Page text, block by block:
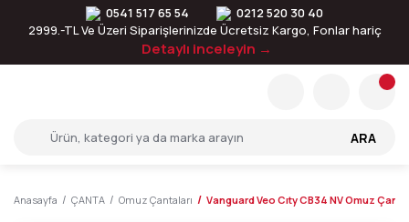
0541 517 65 54
0212 520 30 40
2999.-TL Ve Üzeri Siparişlerinizde Ücretsiz Kargo, Fonlar hariç
Detaylı inceleyin →
ARA
Anasayfa ÇANTA Omuz Çantaları Vanguard Veo Cıty CB34 NV Omuz